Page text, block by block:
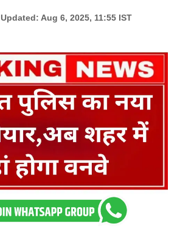
Updated: Aug 6, 2025, 11:55 IST